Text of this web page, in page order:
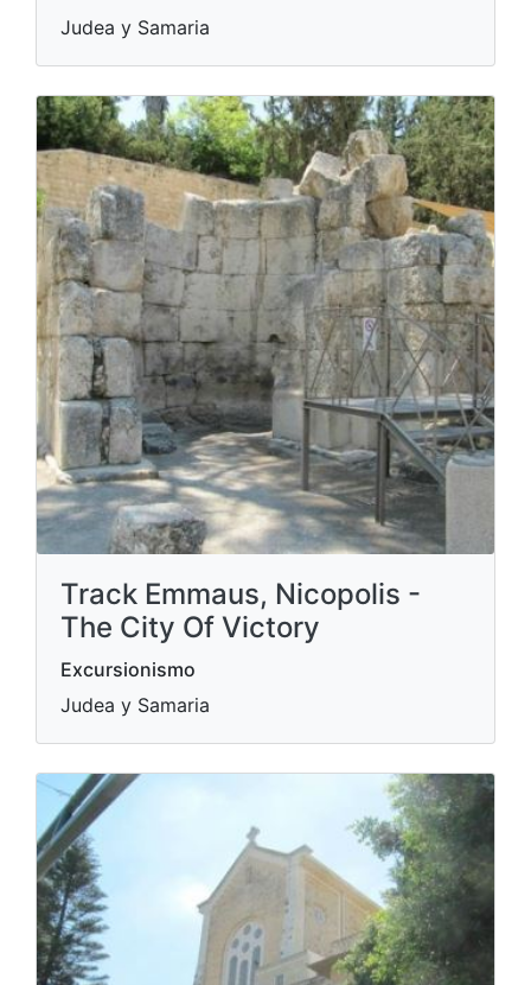
Judea y Samaria
Track Emmaus, Nicopolis -
The City Of Victory
Excursionismo
Judea y Samaria